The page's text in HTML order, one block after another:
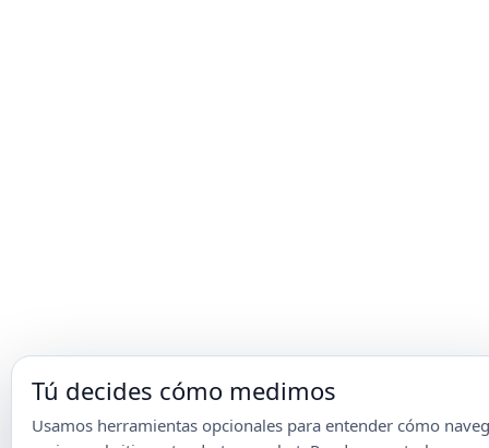
Tú decides cómo medimos
Usamos herramientas opcionales para entender cómo